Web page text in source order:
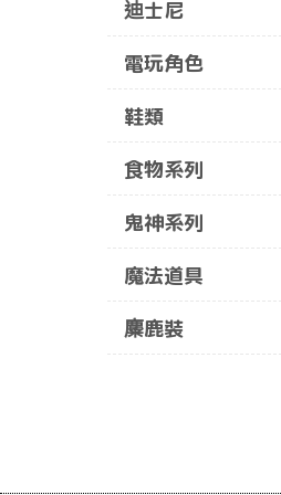
迪士尼
電玩角色
鞋類
食物系列
鬼神系列
魔法道具
麋鹿裝